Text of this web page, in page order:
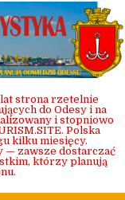
strona rzetelnie
do Odesy i na
i stopniowo
Polska
kilku miesięcy.
— zawsze dostarczać
którzy planują